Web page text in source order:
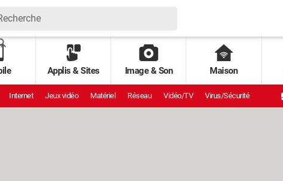
Applis & Sites Image & Son Maison
Internet Jeux vidéo Matériel Réseau Vidéo/TV Virus/Sécurité